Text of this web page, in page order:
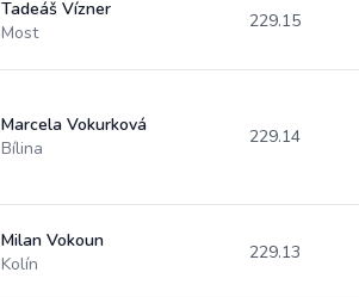
Tadeáš Vízner
Most
229.15
Marcela Vokurková
Bílina
229.14
Milan Vokoun
Kolín
229.13